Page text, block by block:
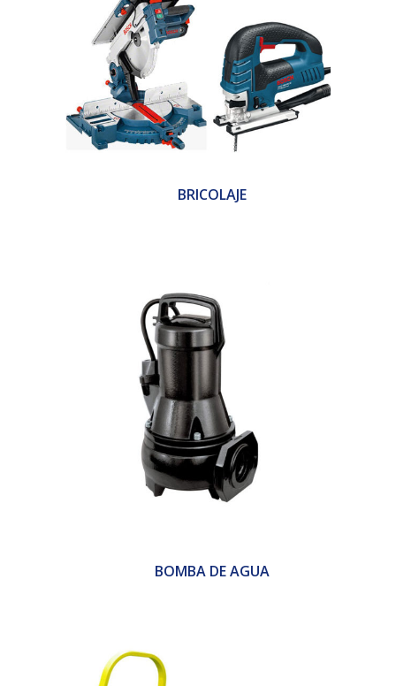
BRICOLAJE
BOMBA DE AGUA